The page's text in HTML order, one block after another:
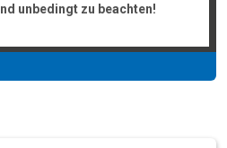
unbedingt zu beachten!